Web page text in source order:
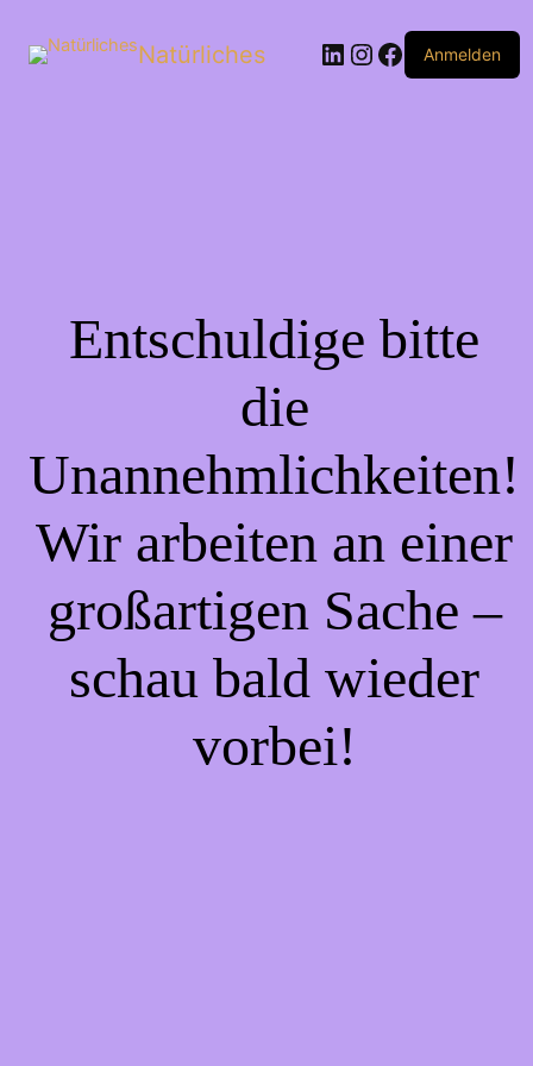
Natürliches Anmelden
Entschuldige bitte
die
Unannehmlichkeiten!
Wir arbeiten an einer
großartigen Sache –
schau bald wieder
vorbei!